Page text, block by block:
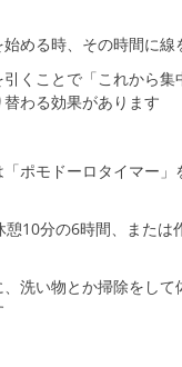
める時、その時間に線
引くことで「これから
替わる効果があります
ポモドーロタイマー」
憩10分の6時間、または
洗い物とか掃除をして